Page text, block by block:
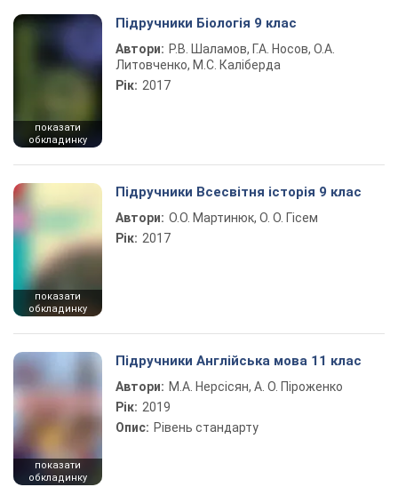
показати
обкладинку
Підручники Біологія 9 клас
Автори: Р.В. Шаламов, Г.А. Носов, О.А.
Литовченко, М.С. Каліберда
Рік: 2017
показати
обкладинку
Підручники Всесвітня історія 9 клас
Автори: О.О. Мартинюк, О. О. Гісем
Рік: 2017
показати
обкладинку
Підручники Англійська мова 11 клас
Автори: М.А. Нерсісян, А. О. Піроженко
Рік: 2019
Опис: Рівень стандарту